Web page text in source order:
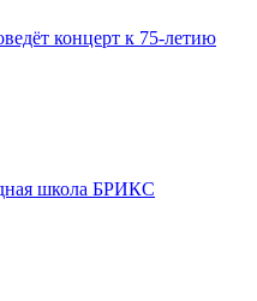
концерт к 75-летию
школа БРИКС